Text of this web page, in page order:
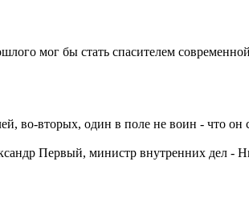
мог бы стать спасителем
во-вторых, один в поле не воин - что он
Первый, министр внутренних дел